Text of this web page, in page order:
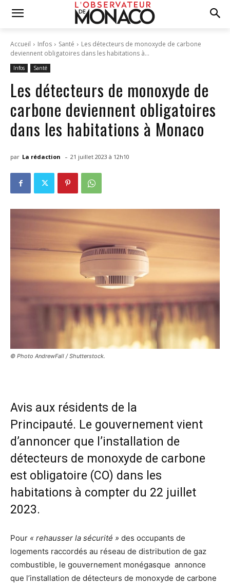
Accueil Infos Santé
Les détecteurs de monoxyde de carbone
deviennent obligatoires dans les habitations à...
Infos Santé
Les détecteurs de monoxyde de
carbone deviennent obligatoires
dans les habitations à Monaco
par La rédaction - 21 juillet 2023 à 12h10
© Photo AndrewFall / Shutterstock.
Avis aux résidents de la
Principauté. Le gouvernement vient
d’annoncer que l’installation de
détecteurs de monoxyde de carbone
est obligatoire (CO) dans les
habitations à compter du 22 juillet
2023.
Pour « rehausser la sécurité » des occupants de
logements raccordés au réseau de distribution de gaz
combustible, le gouvernement monégasque annonce
que l’installation de détecteurs de monoxyde de carbone